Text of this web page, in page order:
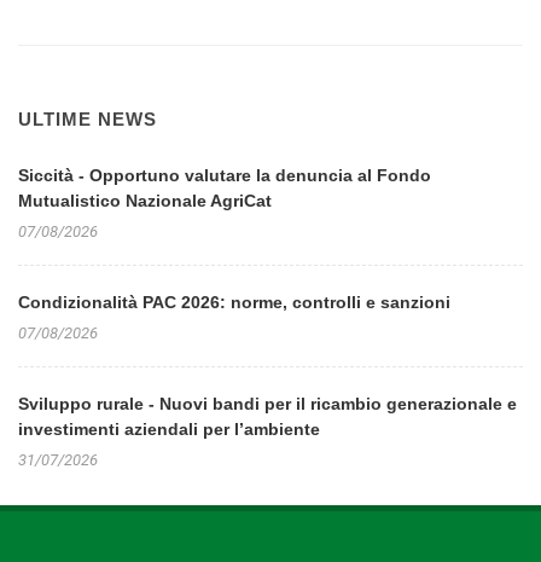
ULTIME NEWS
Siccità - Opportuno valutare la denuncia al Fondo
Mutualistico Nazionale AgriCat
07/08/2026
Condizionalità PAC 2026: norme, controlli e sanzioni
07/08/2026
Sviluppo rurale - Nuovi bandi per il ricambio generazionale e
investimenti aziendali per l’ambiente
31/07/2026